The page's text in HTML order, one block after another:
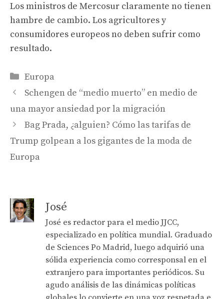
Los ministros de Mercosur claramente no tienen
hambre de cambio. Los agricultores y
consumidores europeos no deben sufrir como
resultado.
Categories
Europa
Schengen de “medio muerto” en medio de
una mayor ansiedad por la migración
Bag Prada, ¿alguien? Cómo las tarifas de
Trump golpean a los gigantes de la moda de
Europa
José
José es redactor para el medio JJCC,
especializado en política mundial. Graduado
de Sciences Po Madrid, luego adquirió una
sólida experiencia como corresponsal en el
extranjero para importantes periódicos. Su
agudo análisis de las dinámicas políticas